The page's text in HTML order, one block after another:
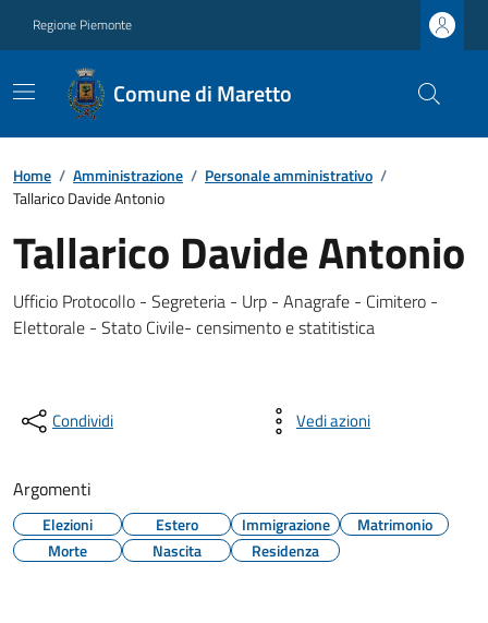
Regione Piemonte
Comune di Maretto
Home / Amministrazione / Personale amministrativo /
Tallarico Davide Antonio
Tallarico Davide Antonio
Ufficio Protocollo - Segreteria - Urp - Anagrafe - Cimitero -
Elettorale - Stato Civile- censimento e statitistica
Condividi Vedi azioni
Argomenti
Elezioni Estero Immigrazione
Matrimonio
Morte
Nascita Residenza